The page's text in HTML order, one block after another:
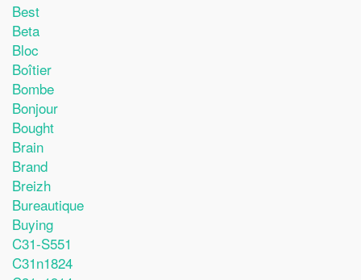
Best
Beta
Bloc
Boîtier
Bombe
Bonjour
Bought
Brain
Brand
Breizh
Bureautique
Buying
C31-S551
C31n1824